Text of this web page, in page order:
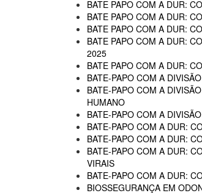
BATE PAPO COM A DUR:
BATE PAPO COM A DUR:
BATE PAPO COM A DUR:
BATE PAPO COM A DUR:
2025
BATE PAPO COM A DUR:
BATE-PAPO COM A
BATE-PAPO COM A
HUMANO
BATE-PAPO COM A
BATE-PAPO COM A DUR:
BATE-PAPO COM A DUR:
BATE-PAPO COM A DUR:
VIRAIS
BATE-PAPO COM A DUR:
BIOSSEGURANÇA EM